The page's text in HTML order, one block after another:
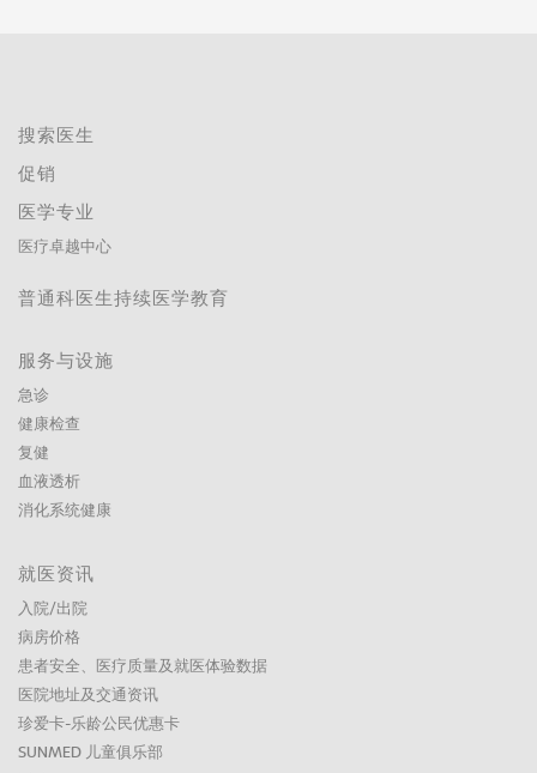
搜索医生
促销
医学专业
医疗卓越中心
普通科医生持续医学教育
服务与设施
急诊
健康检查
复健
血液透析
消化系统健康
就医资讯
入院/出院
病房价格
患者安全、医疗质量及就医体验数据
医院地址及交通资讯
珍爱卡-乐龄公民优惠卡
SUNMED 儿童俱乐部